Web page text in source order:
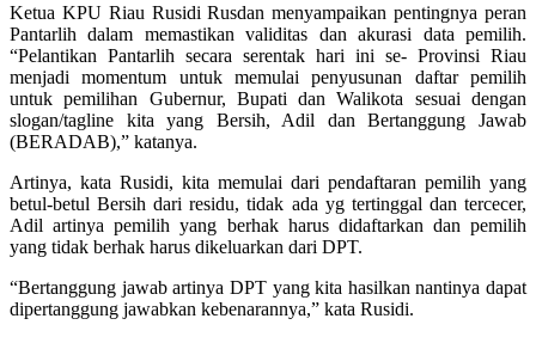
Ketua KPU Riau Rusidi Rusdan menyampaikan pentingnya peran
Pantarlih dalam memastikan validitas dan akurasi data pemilih.
“Pelantikan Pantarlih secara serentak hari ini se- Provinsi Riau
menjadi momentum untuk memulai penyusunan daftar pemilih
untuk pemilihan Gubernur, Bupati dan Walikota sesuai dengan
slogan/tagline kita yang Bersih, Adil dan Bertanggung Jawab
(BERADAB),” katanya.
Artinya, kata Rusidi, kita memulai dari pendaftaran pemilih yang
betul-betul Bersih dari residu, tidak ada yg tertinggal dan tercecer,
Adil artinya pemilih yang berhak harus didaftarkan dan pemilih
yang tidak berhak harus dikeluarkan dari DPT.
“Bertanggung jawab artinya DPT yang kita hasilkan nantinya dapat
dipertanggung jawabkan kebenarannya,” kata Rusidi.